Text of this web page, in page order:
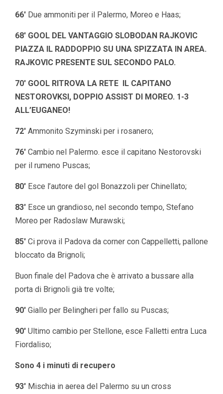
66′ Due ammoniti per il Palermo, Moreo e Haas;
68′ GOOL DEL VANTAGGIO SLOBODAN RAJKOVIC
PIAZZA IL RADDOPPIO SU UNA SPIZZATA IN AREA.
RAJKOVIC PRESENTE SUL SECONDO PALO.
70′ GOOL RITROVA LA RETE IL CAPITANO
NESTOROVKSI, DOPPIO ASSIST DI MOREO. 1-3
ALL’EUGANEO!
72′ Ammonito Szyminski per i rosanero;
76′ Cambio nel Palermo. esce il capitano Nestorovski
per il rumeno Puscas;
80′ Esce l’autore del gol Bonazzoli per Chinellato;
83′ Esce un grandioso, nel secondo tempo, Stefano
Moreo per Radoslaw Murawski;
85′ Ci prova il Padova da corner con Cappelletti, pallone
bloccato da Brignoli;
Buon finale del Padova che è arrivato a bussare alla
porta di Brignoli già tre volte;
90′ Giallo per Belingheri per fallo su Puscas;
90′ Ultimo cambio per Stellone, esce Falletti entra Luca
Fiordaliso;
Sono 4 i minuti di recupero
93′ Mischia in aerea del Palermo su un cross